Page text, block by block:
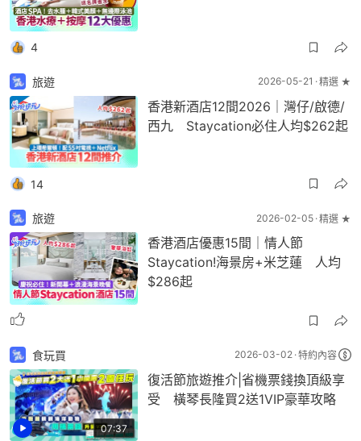
4
旅遊 2026-05-21 精選 ★
香港新酒店12間2026｜灣仔/啟德/
西九 Staycation必住人均$262起
14
旅遊 2026-02-05 精選 ★
香港酒店優惠15間｜情人節
Staycation!海景房+米芝蓮 人均
$286起
07:37
食玩買 2026-03-02 特約內容
復活節旅遊推介|省機票錢換頂級享
受 橫琴長隆買2送1VIP豪華攻略